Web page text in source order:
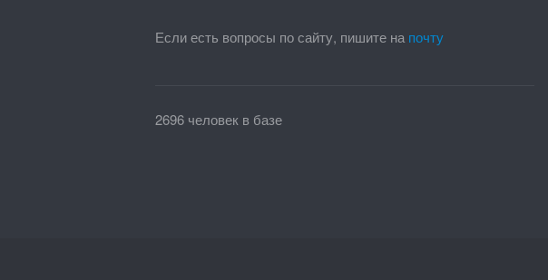
Если есть вопросы по сайту, пишите на почту
2696 человек в базе